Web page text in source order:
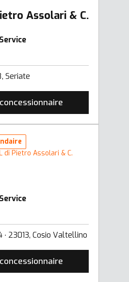
Assolari & C.
Seriate
di Pietro Assolari & C.
23013, Cosio Valtellino